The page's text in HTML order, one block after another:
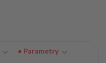
Parametry